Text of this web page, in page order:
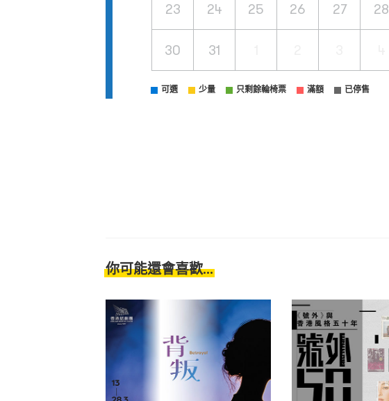
23 24 25 26 27 28
30 31
可選 少量 只剩餘輪椅票 滿額 已停售
你可能還會喜歡...